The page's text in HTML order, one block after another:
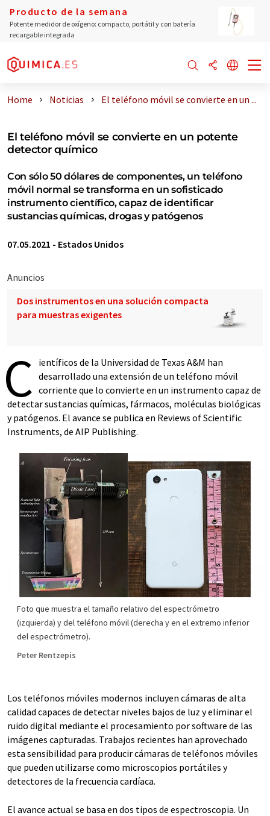
Producto de la semana
Potente medidor de oxígeno: compacto, portátil y con batería
recargable integrada
Home Noticias El teléfono móvil se convierte en un ...
El teléfono móvil se convierte en un potente
detector químico
Con sólo 50 dólares de componentes, un teléfono
móvil normal se transforma en un sofisticado
instrumento científico, capaz de identificar
sustancias químicas, drogas y patógenos
07.05.2021 - Estados Unidos
Anuncios
Dos instrumentos en una solución compacta
para muestras exigentes
C ientíficos de la Universidad de Texas A&M han
desarrollado una extensión de un teléfono móvil
corriente que lo convierte en un instrumento capaz de
detectar sustancias químicas, fármacos, moléculas biológicas
y patógenos. El avance se publica en Reviews of Scientific
Instruments, de AIP Publishing.
Foto que muestra el tamaño relativo del espectrómetro
(izquierda) y del teléfono móvil (derecha y en el extremo inferior
del espectrómetro).
Peter Rentzepis
Los teléfonos móviles modernos incluyen cámaras de alta
calidad capaces de detectar niveles bajos de luz y eliminar el
ruido digital mediante el procesamiento por software de las
imágenes capturadas. Trabajos recientes han aprovechado
esta sensibilidad para producir cámaras de teléfonos móviles
que pueden utilizarse como microscopios portátiles y
detectores de la frecuencia cardíaca.
El avance actual se basa en dos tipos de espectroscopia. Un